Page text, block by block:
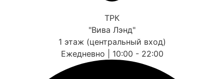
ТРК
"Вива Лэнд"
1 этаж (центральный вход)
Ежедневно | 10:00 - 22:00